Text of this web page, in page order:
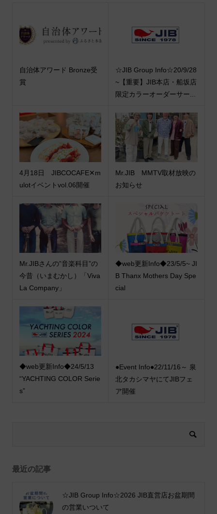
自治体アワード Bronze受
賞
☆JIB Group Info☆20/9/28
~【重要】JIB本店・船坂店
限定カラーオーダーサー...
4月18日 JIBCOCAFE✕m
ulotイベントvol.06開催
Mr.JIB MMTV取材放映の
お知らせ
Mr.JIBさんの”音楽科目”の
今昔（いまむかし）「Viva
La Company」
◆web更新Info◆23/5/5~ JI
B Thanx Mothers Day Spe
cial
◆web更新Info◆24/5/13
“YACHTING COLOR Serie
s”
●Event Info●22/11/16～ 泉
北タカシマヤにてJIBフェ
ア開催
最近の記事
☆JIB Group Info☆2026 JIB直営店お盆期間
の営業いついて